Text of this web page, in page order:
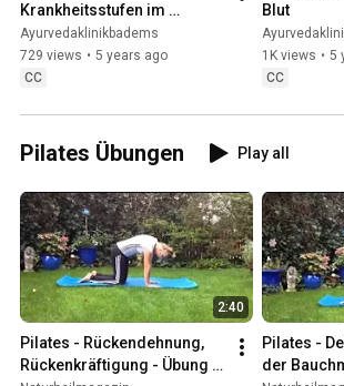
Krankheitsstufen im
Ayurveda
Ayurvedaklinikbadems
729 views • 5 years ago
CC
Blut
1K views • 5
CC
Pilates Übungen Play all
2:40
Pilates - Rückendehnung,
Rückenkräftigung - Übung 1
Pilates -
der